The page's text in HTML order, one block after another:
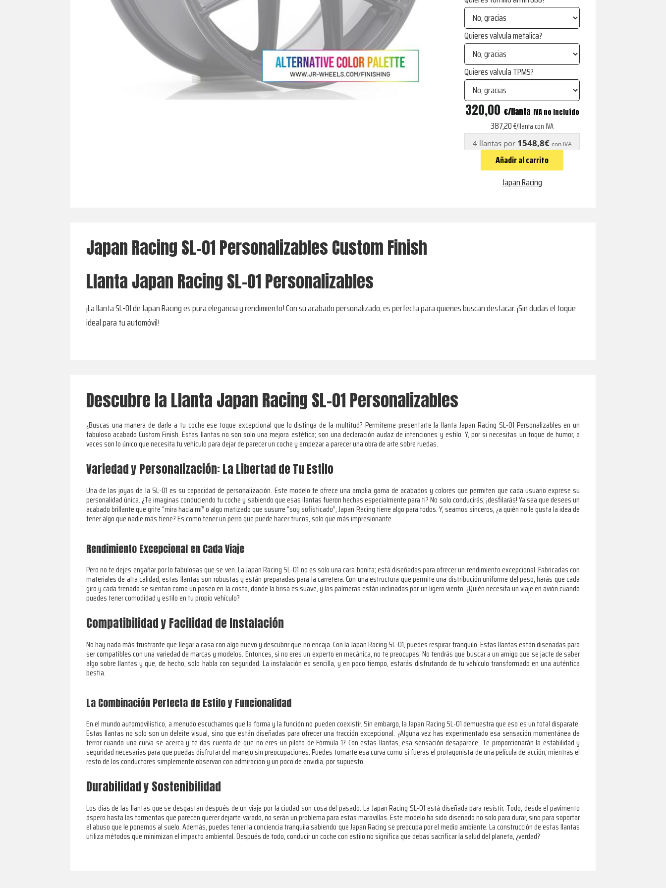
Quieres valvula metalica?
Quieres valvula TPMS?
SL-
Personalizables
Custom
320,00 € IVA no incluído
387,20€/llanta con IVA
4 llantas por 1548,8€ con IVA
Añadir al carrito
Japan Racing
Japan Racing SL-01 Personalizables Custom Finish
Llanta Japan Racing SL-01 Personalizables
¡La llanta SL-01 de Japan Racing es pura elegancia y rendimiento! Con su acabado personalizado, es perfecta para quienes buscan destacar. ¡Sin dudas el toque
ideal para tu automóvil!
Descubre la Llanta Japan Racing SL-01 Personalizables
¿Buscas una manera de darle a tu coche ese toque excepcional que lo distinga de la multitud? Permíteme presentarte la llanta Japan Racing SL-01 Personalizables en un
fabuloso acabado Custom Finish. Estas llantas no son solo una mejora estética; son una declaración audaz de intenciones y estilo. Y, por si necesitas un toque de humor, a
veces son lo único que necesita tu vehículo para dejar de parecer un coche y empezar a parecer una obra de arte sobre ruedas.
Variedad y Personalización: La Libertad de Tu Estilo
Una de las joyas de la SL-01 es su capacidad de personalización. Este modelo te ofrece una amplia gama de acabados y colores que permiten que cada usuario exprese su
personalidad única. ¿Te imaginas conduciendo tu coche y sabiendo que esas llantas fueron hechas especialmente para ti? No solo conducirás; ¡desfilarás! Ya sea que desees un
acabado brillante que grite “mira hacia mí” o algo matizado que susurre “soy sofisticado”, Japan Racing tiene algo para todos. Y, seamos sinceros, ¿a quién no le gusta la idea de
tener algo que nadie más tiene? Es como tener un perro que puede hacer trucos, solo que más impresionante.
Rendimiento Excepcional en Cada Viaje
Pero no te dejes engañar por lo fabulosas que se ven. La Japan Racing SL-01 no es solo una cara bonita; está diseñadas para ofrecer un rendimiento excepcional. Fabricadas con
materiales de alta calidad, estas llantas son robustas y están preparadas para la carretera. Con una estructura que permite una distribución uniforme del peso, harás que cada
giro y cada frenada se sientan como un paseo en la costa, donde la brisa es suave, y las palmeras están inclinadas por un ligero viento. ¿Quién necesita un viaje en avión cuando
puedes tener comodidad y estilo en tu propio vehículo?
Compatibilidad y Facilidad de Instalación
No hay nada más frustrante que llegar a casa con algo nuevo y descubrir que no encaja. Con la Japan Racing SL-01, puedes respirar tranquilo. Estas llantas están diseñadas para
ser compatibles con una variedad de marcas y modelos. Entonces, si no eres un experto en mecánica, no te preocupes. No tendrás que buscar a un amigo que se jacte de saber
algo sobre llantas y que, de hecho, solo habla con seguridad. La instalación es sencilla, y en poco tiempo, estarás disfrutando de tu vehículo transformado en una auténtica
bestia.
La Combinación Perfecta de Estilo y Funcionalidad
En el mundo automovilístico, a menudo escuchamos que la forma y la función no pueden coexistir. Sin embargo, la Japan Racing SL-01 demuestra que eso es un total disparate.
Estas llantas no solo son un deleite visual, sino que están diseñadas para ofrecer una tracción excepcional. ¿Alguna vez has experimentado esa sensación momentánea de
terror cuando una curva se acerca y te das cuenta de que no eres un piloto de Fórmula 1? Con estas llantas, esa sensación desaparece. Te proporcionarán la estabilidad y
seguridad necesarias para que puedas disfrutar del manejo sin preocupaciones. Puedes tomarte esa curva como si fueras el protagonista de una película de acción, mientras el
resto de los conductores simplemente observan con admiración y un poco de envidia, por supuesto.
Durabilidad y Sostenibilidad
Los días de las llantas que se desgastan después de un viaje por la ciudad son cosa del pasado. La Japan Racing SL-01 está diseñada para resistir. Todo, desde el pavimento
áspero hasta las tormentas que parecen querer dejarte varado, no serán un problema para estas maravillas. Este modelo ha sido diseñado no solo para durar, sino para soportar
el abuso que le ponemos al suelo. Además, puedes tener la conciencia tranquila sabiendo que Japan Racing se preocupa por el medio ambiente. La construcción de estas llantas
utiliza métodos que minimizan el impacto ambiental. Después de todo, conducir un coche con estilo no significa que debas sacrificar la salud del planeta, ¿verdad?